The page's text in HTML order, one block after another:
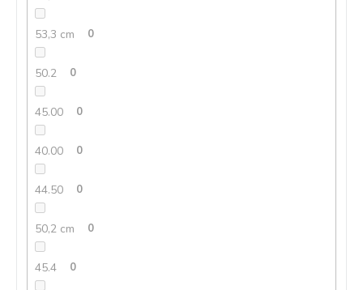
53,3 cm 0
50.2 0
45.00 0
40.00 0
44.50 0
50,2 cm 0
45.4 0